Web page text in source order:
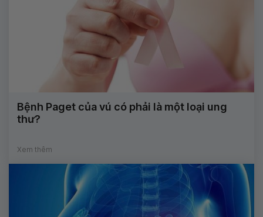
Bệnh Paget của vú có phải là một loại ung
thư?
Xem thêm